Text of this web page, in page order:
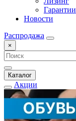
Гарантии
Новости
Распродажа
×
Каталог
Акции